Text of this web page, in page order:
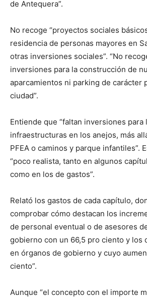
de Antequera”.
No recoge “proyectos sociales
residencia de personas mayores en
otras inversiones sociales”. “No
inversiones para la construcción de
aparcamientos ni parking de carácter
ciudad”.
Entiende que “faltan inversiones para
infraestructuras en los anejos, más
PFEA o caminos y parque infantiles”.
“poco realista, tanto en algunos
como en los de gastos”.
Relató los gastos de cada capítulo,
comprobar cómo destacan los
de personal eventual o de asesores
gobierno con un 66,5 pro ciento y los
en órganos de gobierno y cuyo
ciento”.
Aunque “el concepto con el importe